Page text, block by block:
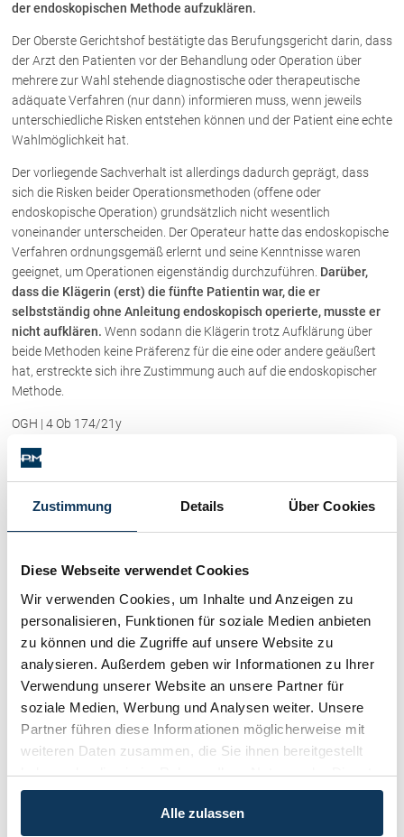
Zustimmung Details Über Cookies
Diese Webseite verwendet Cookies
Wir verwenden Cookies, um Inhalte und Anzeigen zu
personalisieren, Funktionen für soziale Medien anbieten
zu können und die Zugriffe auf unsere Website zu
analysieren. Außerdem geben wir Informationen zu Ihrer
Verwendung unserer Website an unsere Partner für
soziale Medien, Werbung und Analysen weiter. Unsere
Partner führen diese Informationen möglicherweise mit
weiteren Daten zusammen, die Sie ihnen bereitgestellt
haben oder die sie im Rahmen Ihrer Nutzung der Dienste
gesammelt haben.
Alle zulassen
Rechtsnews
Publikationen
Paragraphen & Mehr
Medien
Vorarlberg Online
NOVUM
FAQ
Unternehmensnachfolge in der
Familie
Wichtige Vertragsklauseln bei Kauf-
und Übergabeverträgen
Check dein Recht/Erbrecht
Checklisten: Haus-, Wohnungs- und
Grundstückkauf
Checkliste: Immobilienertragssteuer
Checkliste: Mietvertrag
Checkliste: Gewerbeanm. durch jur.
Person
Kontakt
der endoskopischen Methode aufzuklären.
Der Oberste Gerichtshof bestätigte das Berufungsgericht darin, dass
der Arzt den Patienten vor der Behandlung oder Operation über
mehrere zur Wahl stehende diagnostische oder therapeutische
adäquate Verfahren (nur dann) informieren muss, wenn jeweils
unterschiedliche Risken entstehen können und der Patient eine echte
Wahlmöglichkeit hat.
Der vorliegende Sachverhalt ist allerdings dadurch geprägt, dass
sich die Risken beider Operationsmethoden (offene oder
endoskopische Operation) grundsätzlich nicht wesentlich
voneinander unterscheiden. Der Operateur hatte das endoskopische
Verfahren ordnungsgemäß erlernt und seine Kenntnisse waren
geeignet, um Operationen eigenständig durchzuführen. Darüber,
dass die Klägerin (erst) die fünfte Patientin war, die er
selbstständig ohne Anleitung endoskopisch operierte, musste er
nicht aufklären. Wenn sodann die Klägerin trotz Aufklärung über
beide Methoden keine Präferenz für die eine oder andere geäußert
hat, erstreckte sich ihre Zustimmung auch auf die endoskopischer
Methode.
OGH | 4 Ob 174/21y
(obiger Text entstammt teilweise oder gänzlich aus der vom OGH
Kategorien
Immobilienrecht / Mietrecht / Ferienwohnungen (268)
Skirecht / Sportrecht (103)
Wirtschaftsrecht / Gesellschaftsrecht (382)
Familienrecht / Eherecht / Erbrecht (169)